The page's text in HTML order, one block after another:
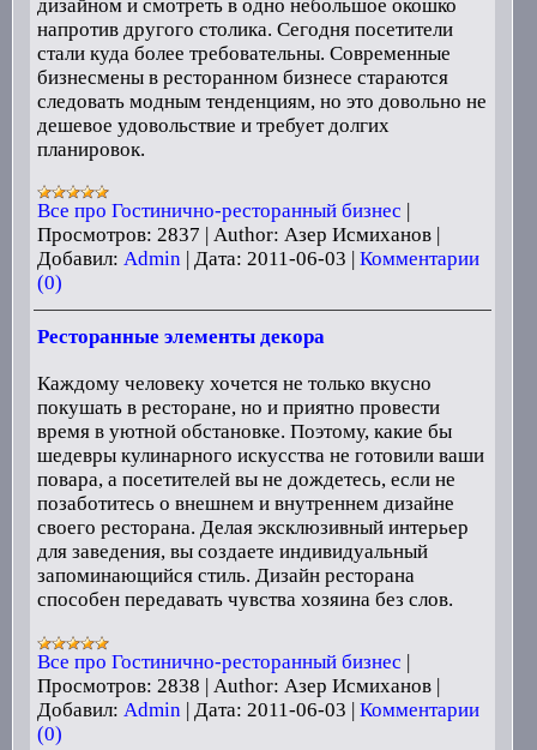
дизайном и смотреть в одно небольшое окошко
напротив другого столика. Сегодня посетители
стали куда более требовательны. Современные
бизнесмены в ресторанном бизнесе стараются
следовать модным тенденциям, но это довольно не
дешевое удовольствие и требует долгих
планировок.
Все про Гостинично-ресторанный бизнес
Просмотров: 2837 Author: Азер Исмиханов|
Добавил: Admin Дата: 2011-06-03
Комментарии
(0)
Ресторанные элементы декора
Каждому человеку хочется не только вкусно
покушать в ресторане, но и приятно провести
время в уютной обстановке. Поэтому, какие бы
шедевры кулинарного искусства не готовили ваши
повара, а посетителей вы не дождетесь, если не
позаботитесь о внешнем и внутреннем дизайне
своего ресторана. Делая эксклюзивный интерьер
для заведения, вы создаете индивидуальный
запоминающийся стиль. Дизайн ресторана
способен передавать чувства хозяина без слов.
Все про Гостинично-ресторанный бизнес |
Просмотров: 2838 | Author: Азер Исмиханов|
Добавил: Admin | Дата: 2011-06-03 | Комментарии
(0)